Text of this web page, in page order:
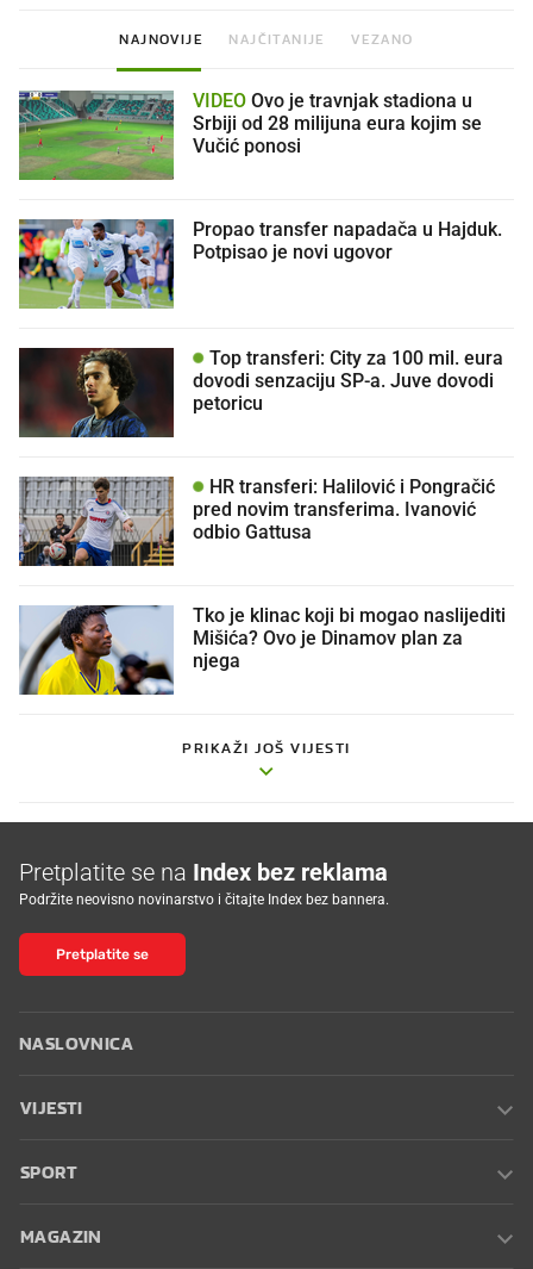
NAJNOVIJE NAJČITANIJE VEZANO
VIDEO
Srbiji od 28 milijuna eura kojim se
Vučić ponosi
Propao transfer napadača u Hajduk.
Potpisao je novi ugovor
Top transferi: City za 100 mil. eura
dovodi senzaciju SP-a. Juve dovodi
petoricu
HR transferi: Halilović i Pongračić
pred novim transferima. Ivanović
odbio Gattusa
Tko je klinac koji bi mogao naslijediti
Mišića? Ovo je Dinamov plan za
njega
PRIKAŽI JOŠ VIJESTI
Pretplatite se na Index bez reklama
Podržite neovisno novinarstvo i čitajte Index bez bannera.
Pretplatite se
NASLOVNICA
VIJESTI
SPORT
MAGAZIN